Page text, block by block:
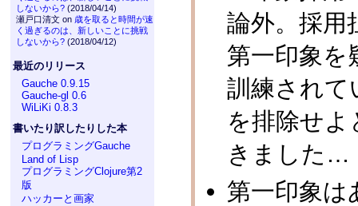
しないから?(2018/04/14)
瀬戸口清文 on 歳を取ると時間が速
く過ぎるのは、新しいことに挑戦
しないから?(2018/04/12)
最近のリリース
Gauche 0.9.15
Gauche-gl 0.6
WiLiKi 0.8.3
書いたり訳したりした本
プログラミングGauche
Land of Lisp
プログラミングClojure第2
版
ハッカーと画家
論外。採用
第一印象を
訓練されて
を排除せよ
きました…
第一印象は